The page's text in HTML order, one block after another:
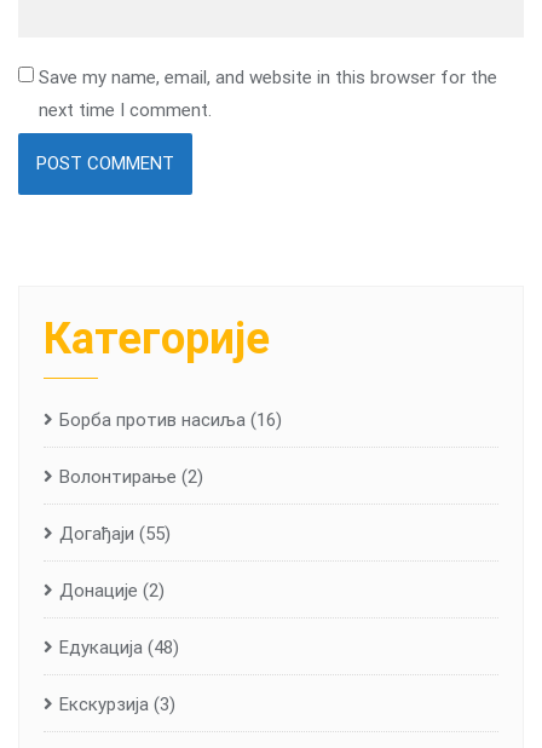
Save my name, email, and website in this browser for the
next time I comment.
Категорије
Борба против насиља (16)
Волонтирање (2)
Догађаји (55)
Донације (2)
Едукација (48)
Екскурзија (3)